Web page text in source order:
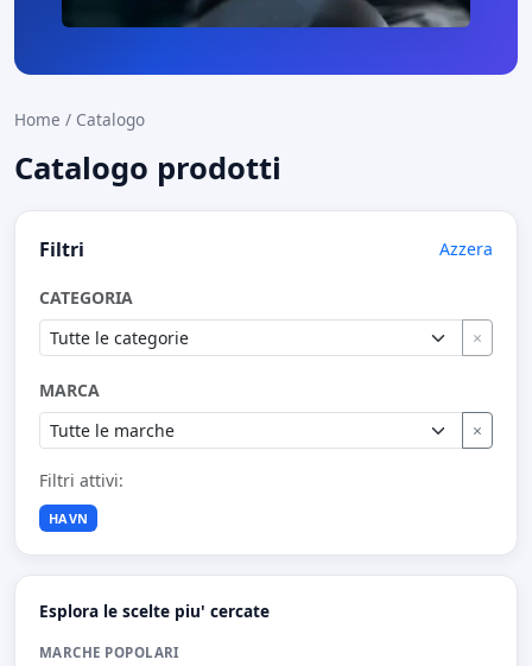
Home / Catalogo
Catalogo prodotti
Filtri Azzera
CATEGORIA
×
MARCA
×
Filtri attivi:
HAVN
Esplora le scelte piu' cercate
MARCHE POPOLARI